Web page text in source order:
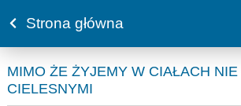
Strona główna
MIMO ŻE ŻYJEMY W CIAŁACH
CIELESNYMI